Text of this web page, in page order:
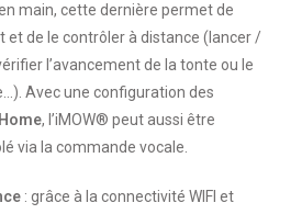
main, cette dernière permet de
et de le contrôler à distance (lancer /
l’avancement de la tonte ou le
Avec une configuration des
, l’iMOW® peut aussi être
via la commande vocale.
: grâce à la connectivité WIFI et